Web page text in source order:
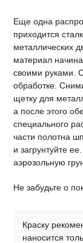
Еще одна
приходится
металлических
материал
своими руками.
обработке.
щетку для
а после этого
специального
части полотна
и загрунтуйте
аэрозольную
Не забудьте о
Краску
наносится